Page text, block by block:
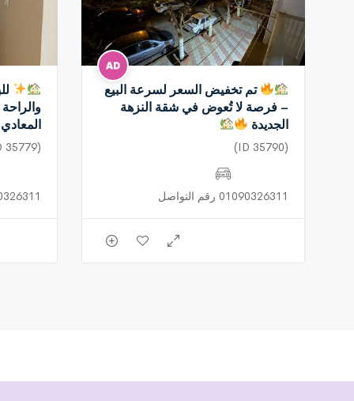
تم تخفيض السعر لسرعة البيع
– فرصة لا تُعوض في شقة النزهة
الجديدة
(ID 35790)
01090326311 رقم التواصل
(ID 35779)
01090326311